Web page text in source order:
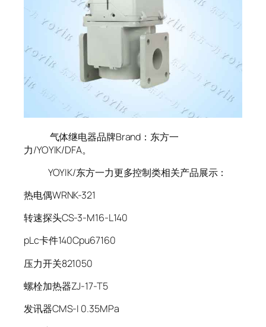
气体继电器品牌Brand：东方一
力/YOYIK/DFA。
YOYIK/东方一力更多控制类相关产品展示：
热电偶WRNK-321
转速探头CS-3-M16-L140
pLc卡件140Cpu67160
压力开关821050
螺栓加热器ZJ-17-T5
发讯器CMS-I 0.35MPa